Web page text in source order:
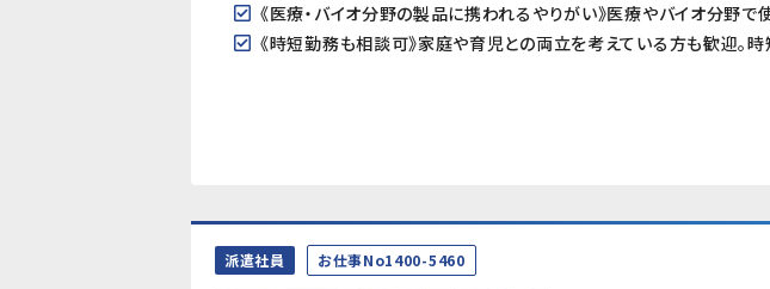
派遣社員 お仕事No1400-5460